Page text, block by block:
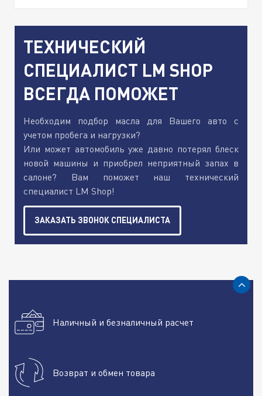
ТЕХНИЧЕСКИЙ
СПЕЦИАЛИСТ LM SHOP
ВСЕГДА ПОМОЖЕТ
Необходим подбор масла для Вашего авто с
учетом пробега и нагрузки?
Или может автомобиль уже давно потерял блеск
новой машины и приобрел неприятный запах в
салоне? Вам поможет наш технический
специалист LM Shop!
ЗАКАЗАТЬ ЗВОНОК СПЕЦИАЛИСТА
Наличный и безналичный расчет
Возврат и обмен товара